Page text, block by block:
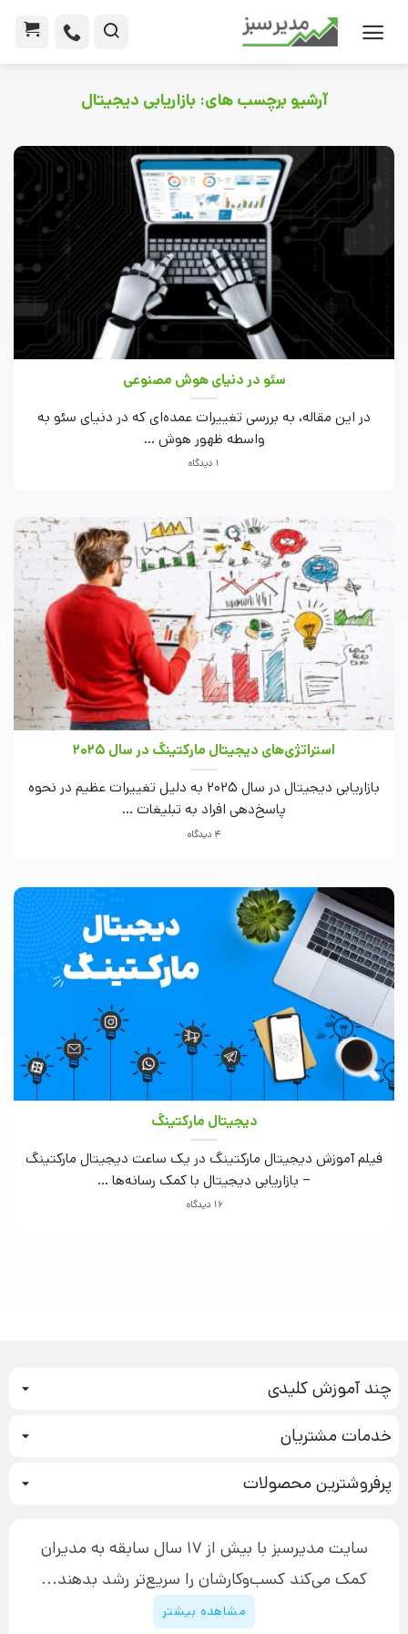
آرشیو برچسب های:بازاریابی دیجیتال
سئو در دنیای هوش مصنوعی
در این مقاله، به بررسی تغییرات عمده‌ای که در دنیای سئو به
واسطه ظهور هوش ...
1 دیدگاه
استراتژی‌های دیجیتال مارکتینگ در سال 2025
بازاریابی دیجیتال در سال 2025 به دلیل تغییرات عظیم در نحوه
پاسخ‌دهی افراد به تبلیغات ...
4 دیدگاه
دیجیتال مارکتینگ
فیلم آموزش دیجیتال مارکتینگ در یک ساعت دیجیتال مارکتینگ
– بازاریابی دیجیتال با کمک رسانه‌ها ...
16 دیدگاه
چند آموزش کلیدی
بازاریابی عصبی
تبلیغ نویسی
افزایش عملکرد
چگونه کتاب بنویسیم
دوره اینستاگرام
خدمات مشتریان
آموزش دسترسی به دانلود فایل‌ها
پیگیری سفارش
پشتیبانی
قوانین و مقررات سایت
پرفروشترین محصولاتدوره جدید سیستم سازی
سایت مدیرسبز با بیش از 17 سال سابقه به مدیران
کمک می‌کند کسب‌و‌کارشان را سریع‌تر رشد بدهند...
مشاهده بیشتر